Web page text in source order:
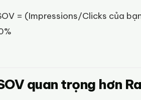
= (Impressions/Clicks của
quan trọng hơn